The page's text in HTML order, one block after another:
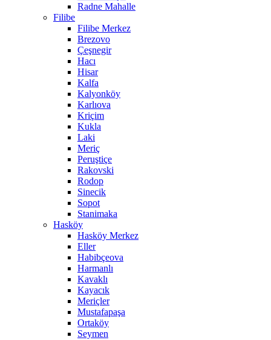
Radne Mahalle
Filibe
Filibe Merkez
Brezovo
Çeşnegir
Hacı
Hisar
Kalfa
Kalyonköy
Karlıova
Kriçim
Kukla
Laki
Meriç
Peruştiçe
Rakovski
Rodop
Sinecik
Sopot
Stanimaka
Hasköy
Hasköy Merkez
Eller
Habibçeova
Harmanlı
Kavaklı
Kayacık
Meriçler
Mustafapaşa
Ortaköy
Seymen